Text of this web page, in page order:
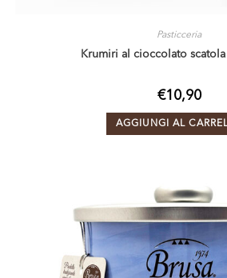
Pasticceria
Krumiri al cioccolato
€10,90
AGGIUNGI AL